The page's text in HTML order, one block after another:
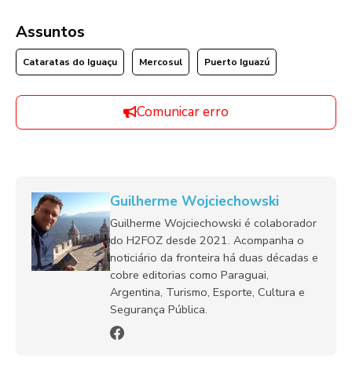
Assuntos
Cataratas do Iguaçu Mercosul Puerto Iguazú
Comunicar erro
Guilherme Wojciechowski
Guilherme Wojciechowski é colaborador
do H2FOZ desde 2021. Acompanha o
noticiário da fronteira há duas décadas e
cobre editorias como Paraguai,
Argentina, Turismo, Esporte, Cultura e
Segurança Pública.